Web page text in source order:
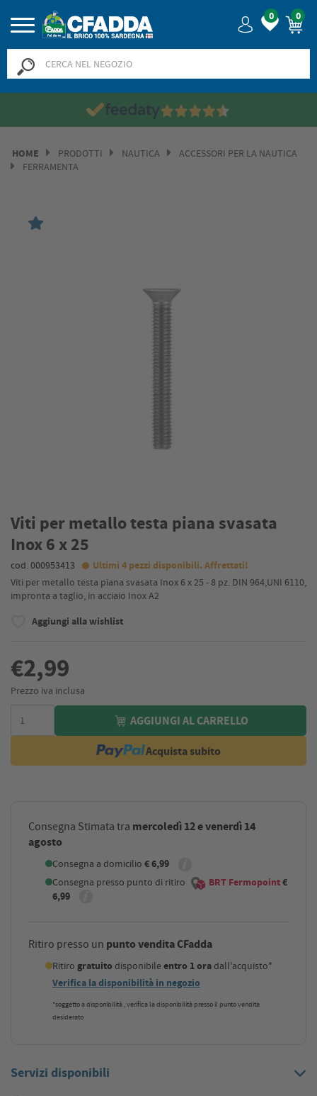
0 0
HOME PRODOTTI NAUTICA
ACCESSORI PER LA NAUTICA
FERRAMENTA
Viti per metallo testa piana svasata
Inox 6 x 25
cod. 000953413 Ultimi 4 pezzi disponibili. Affrettati!
Viti per metallo testa piana svasata Inox 6 x 25 - 8 pz. DIN 964,UNI 6110,
impronta a taglio, in acciaio Inox A2
Aggiungi alla wishlist
€2,99
Prezzo iva inclusa
AGGIUNGI AL CARRELLO
Acquista subito
Consegna Stimata tra mercoledì 12 e venerdì 14
agosto
Consegna a domicilio € 6,99
Consegna presso punto di ritiro BRT Fermopoint€
6,99
Ritiro presso un punto vendita CFadda
Ritiro gratuito disponibileentro 1 oradall'acquisto*
Verifica la disponibilità in negozio
*soggetto a disponibilità , verifica la disponibilità presso il punto vendita
desiderato
Servizi disponibili